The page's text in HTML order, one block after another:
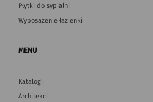
Płytki do sypialni
Wyposażenie łazienki
MENU
Katalogi
Architekci